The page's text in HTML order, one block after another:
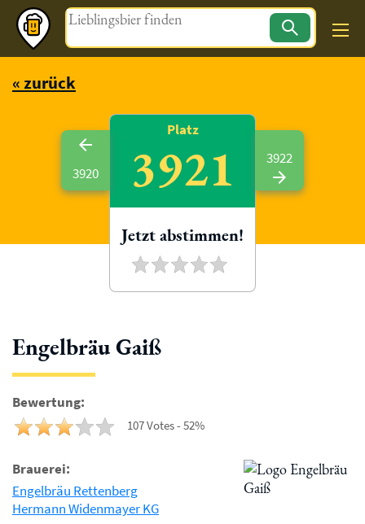
Magazin
« zurück
Engelbräu Gaiß
Bewertung:
107 Votes - 52%
Brauerei:
Engelbräu Rettenberg
Hermann Widenmayer KG
3920
Platz
3921
Jetzt abstimmen!
3922